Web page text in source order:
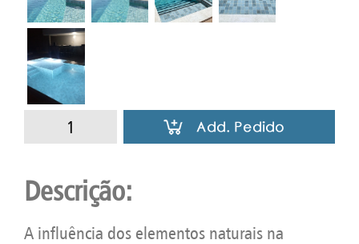
Descrição:
A influência dos elementos naturais na